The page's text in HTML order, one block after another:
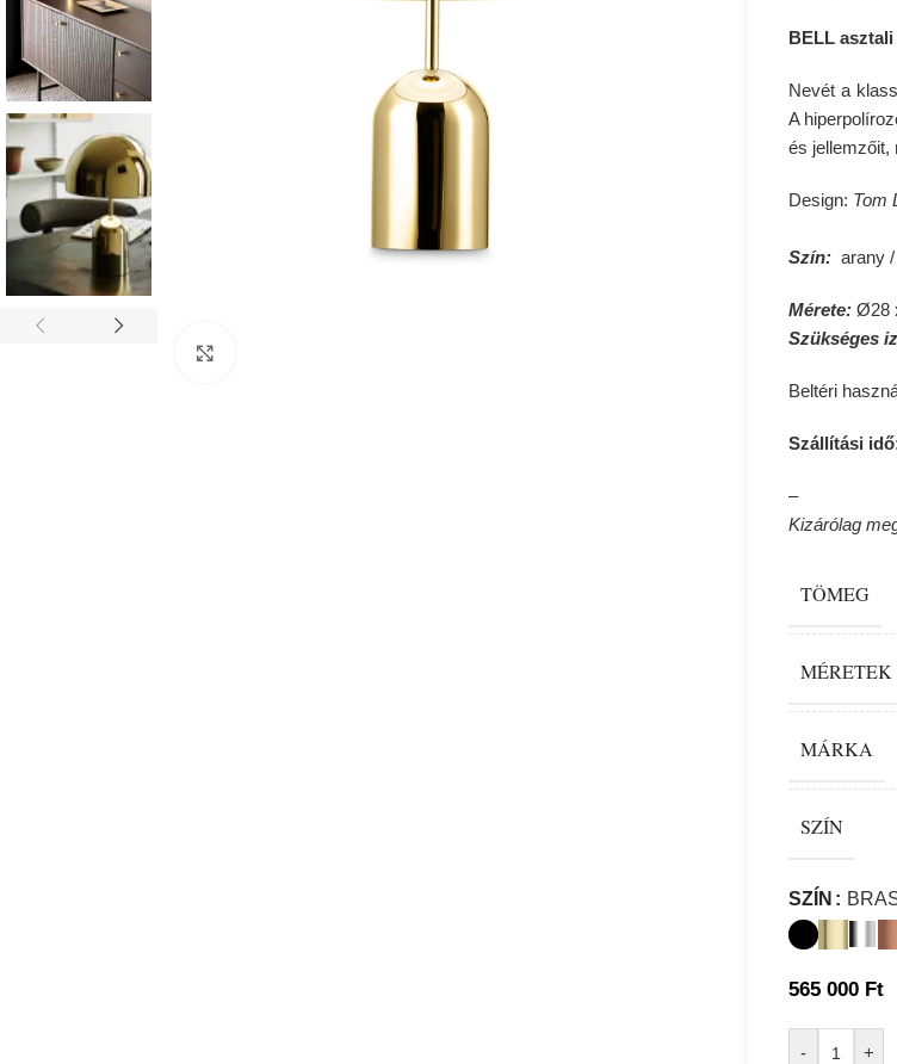
BELL asztali
Nevét a
A
és jellemzőit,
Design: Tom
Szín: arany
Mérete: Ø28
Szükséges
Beltéri
Szállítási
–
Kizárólag
TÖMEG
MÉRETEK
MÁRKA
SZÍN
SZÍN
565 000 Ft
- +
Alternative: